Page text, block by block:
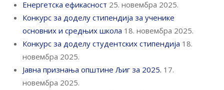
Енергетска ефикасност 25. новембра 2025.
Конкурс за доделу стипендија за ученике
основних и средњих школа 18. новембра 2025.
Конкурс за доделу студентских стипендија 18.
новембра 2025.
Јавна признања општине Љиг за 2025. 17.
новембра 2025.